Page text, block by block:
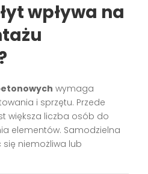
wpływa na
wymaga
i sprzętu. Przede
większa liczba osób do
elementów. Samodzielna
niemożliwa lub